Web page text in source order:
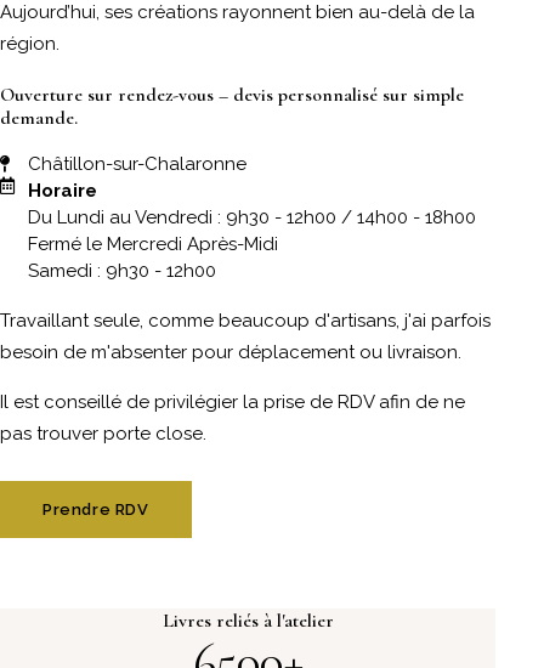
Aujourd’hui, ses créations rayonnent bien au-delà de la
région.
Ouverture sur rendez-vous – devis personnalisé sur simple
demande.
Châtillon-sur-Chalaronne
Horaire
Du Lundi au Vendredi : 9h30 - 12h00 / 14h00 - 18h00
Fermé le Mercredi Après-Midi
Samedi : 9h30 - 12h00
Travaillant seule, comme beaucoup d'artisans, j'ai parfois
besoin de m'absenter pour déplacement ou livraison.
Il est conseillé de privilégier la prise de RDV afin de ne
pas trouver porte close.
Prendre RDV
Livres reliés à l'atelier